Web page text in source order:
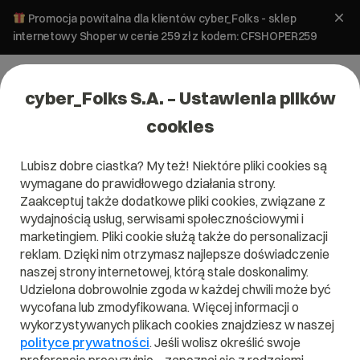
Promocja powitalna dla klientów cyber_Folks - sklep
internetowy Shoper w cenie 259 zł z kodem: CFSHOPER259
Słownik IT - Serwery i hosting
Poznaj pojęcia, które pomogą Ci lepiej zrozumieć świat IT i
hostingu. Ponad 40 prostych definicji - od "alias pocztowy"
cyber_Folks S.A. – Ustawienia plików
cookies
Lubisz dobre ciastka? My też! Niektóre pliki cookies są
wymagane do prawidłowego działania strony.
Zaakceptuj także dodatkowe pliki cookies, związane z
wydajnością usług, serwisami społecznościowymi i
marketingiem. Pliki cookie służą także do personalizacji
reklam. Dzięki nim otrzymasz najlepsze doświadczenie
naszej strony internetowej, którą stale doskonalimy.
Udzielona dobrowolnie zgoda w każdej chwili może być
wycofana lub zmodyfikowana. Więcej informacji o
wykorzystywanych plikach cookies znajdziesz w naszej
polityce prywatności. Jeśli wolisz określić swoje